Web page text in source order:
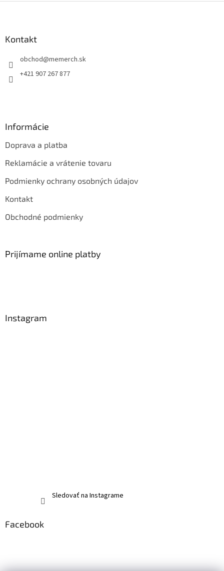
Kontakt
obchod@memerch.sk
+421 907 267 877
Informácie
Doprava a platba
Reklamácie a vrátenie tovaru
Podmienky ochrany osobných údajov
Kontakt
Obchodné podmienky
Prijímame online platby
Instagram
Sledovať na Instagrame
Facebook